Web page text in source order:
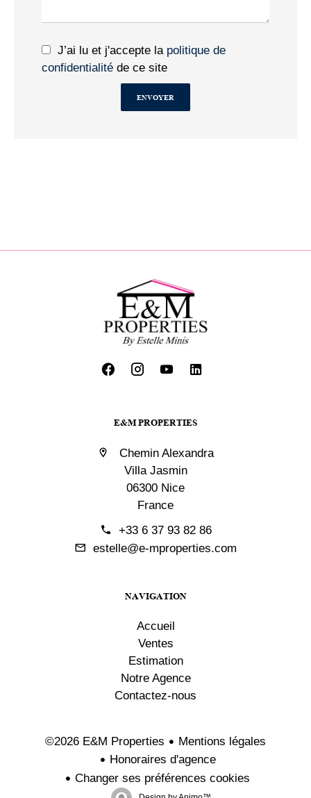
J’ai lu et j'accepte la politique de
confidentialité de ce site
ENVOYER
E&M PROPERTIES
Chemin Alexandra
Villa Jasmin
06300 Nice
France
+33 6 37 93 82 86
estelle@e-mproperties.com
NAVIGATION
Accueil
Ventes
Estimation
Notre Agence
Contactez-nous
©2026 E&M Properties
Mentions légales
Honoraires d'agence
Changer ses préférences cookies